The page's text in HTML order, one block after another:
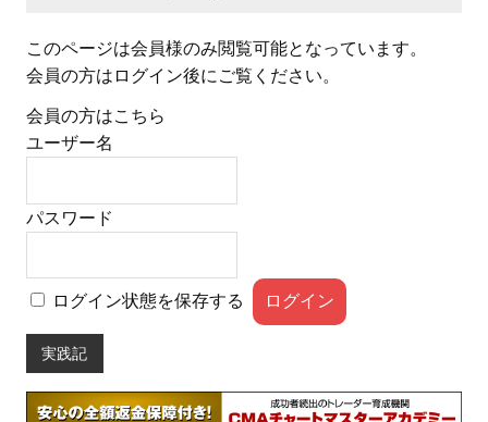
このページは会員様のみ閲覧可能となっています。
会員の方はログイン後にご覧ください。
会員の方はこちら
ユーザー名
パスワード
ログイン状態を保存する
実践記